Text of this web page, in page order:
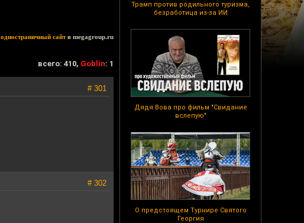
Трамп против родильного туризма,
безработица из-за ИИ
Дядя Вова про фильм "Свидание
вслепую"
О предстоящем Турнире Святого
Георгия
одностраничный сайтв megagroup.ru
всего: 410, Goblin: 1
# 301
# 302